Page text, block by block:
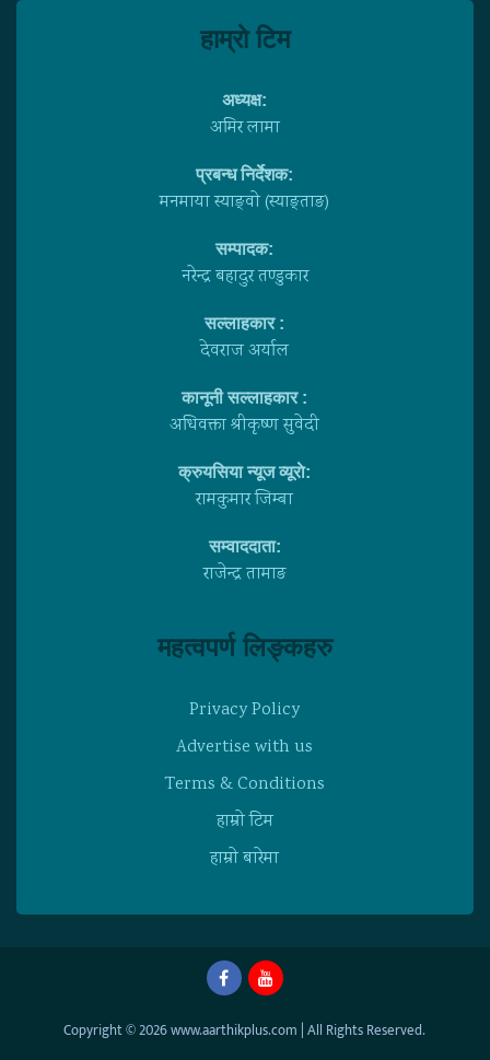
हाम्राे टिम
अध्यक्ष:
अमिर लामा
प्रबन्ध निर्देशक:
मनमाया स्याङ्वाे (स्याङ्ताङ)
सम्पादक:
नरेन्द्र बहादुर तण्डुकार
सल्लाहकार :
देवराज अर्याल
कानूनी सल्लाहकार :
अधिवक्ता श्रीकृष्ण सुवेदी
क्रुयसिया न्यूज व्यूराे:
रामकुमार जिम्बा
सम्वाददाता:
राजेन्द्र तामाङ
महत्वपर्ण लिङ्कहरु
Privacy Policy
Advertise with us
Terms & Conditions
हाम्राे टिम
हाम्राे बारेमा
Copyright © 2026 www.aarthikplus.com | All Rights Reserved.